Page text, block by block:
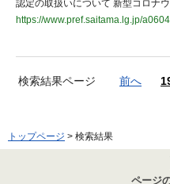
認定の取扱いについて 新型コロナ
https://www.pref.saitama.lg.jp/
検索結果ページ 前へ
トップページ > 検索結果
ページ